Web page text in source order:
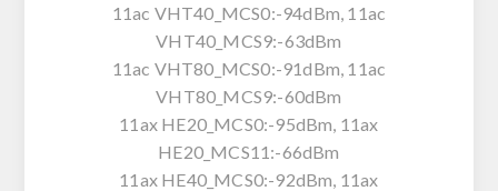
11ac VHT40_MCS0:-94dBm, 11ac
VHT40_MCS9:-63dBm
11ac VHT80_MCS0:-91dBm, 11ac
VHT80_MCS9:-60dBm
11ax HE20_MCS0:-95dBm, 11ax
HE20_MCS11:-66dBm
11ax HE40_MCS0:-92dBm, 11ax